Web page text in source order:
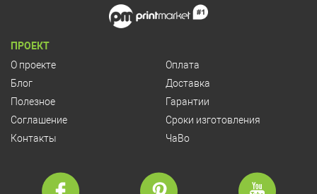
ПРОЕКТ
О проекте
Блог
Полезное
Соглашение
Контакты
Оплата
Доставка
Гарантии
Сроки изготовления
ЧаВо